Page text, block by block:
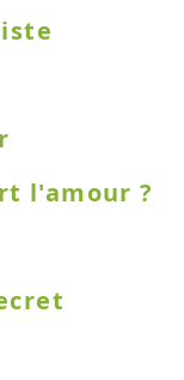
l'amour ?